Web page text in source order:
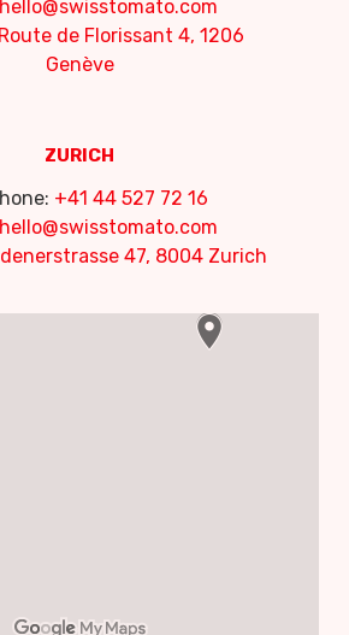
hello@swisstomato.com
Route de Florissant 4, 1206
Genève
ZURICH
+41 44 527 72 16
hello@swisstomato.com
47, 8004 Zurich